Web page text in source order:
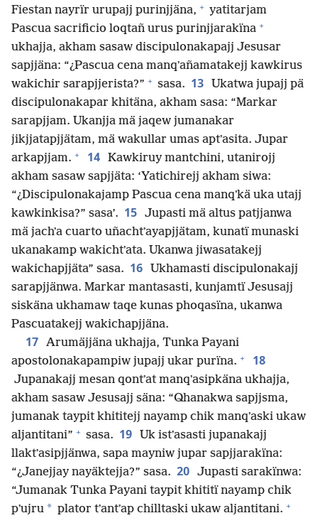
Fiestan nayrïr urupajj purinjjäna, + yatitarjam
Pascua sacrificio loqtañ urus purinjjarakïna +
ukhajja, akham sasaw discipulonakapajj Jesusar
sapjjäna: “¿Pascua cena manqʼañamatakejj kawkirus
wakichir sarapjjerista?” + sasa. 13
Ukatwa jupajj pä
discipulonakapar khitäna, akham sasa: “Markar
sarapjjam. Ukanjja mä jaqew jumanakar
jikjjatapjjätam, mä wakullar umas aptʼasita. Jupar
arkapjjam. + 14 Kawkiruy mantchini, utanirojj
akham sasaw sapjjäta: ‘Yatichirejj akham siwa:
“¿Discipulonakajamp Pascua cena manqʼkä uka utajj
kawkinkisa?” sasa’. 15 Jupasti mä altus patjjanwa
mä jachʼa cuarto uñachtʼayapjjätam, kunatï munaski
ukanakamp wakichtʼata. Ukanwa jiwasatakejj
wakichapjjäta” sasa. 16
Ukhamasti discipulonakajj
sarapjjänwa. Markar mantasasti, kunjamtï Jesusajj
siskäna ukhamaw taqe kunas phoqasïna, ukanwa
Pascuatakejj wakichapjjäna.
17 Arumäjjäna ukhajja, Tunka Payani
apostolonakapampiw jupajj ukar purïna. + 18
Jupanakajj mesan qontʼat manqʼasipkäna ukhajja,
akham sasaw Jesusajj säna: “Qhanakwa sapjjsma,
jumanak taypit khititejj nayamp chik manqʼaski ukaw
aljantitani” + sasa. 19
Uk istʼasasti jupanakajj
llaktʼasipjjänwa, sapa mayniw jupar sapjjarakïna:
“¿Janejjay nayäktejja?” sasa. 20 Jupasti sarakïnwa:
“Jumanak Tunka Payani taypit khititï nayamp chik
pʼujru * plator tʼantʼap chilltaski ukaw aljantitani. +